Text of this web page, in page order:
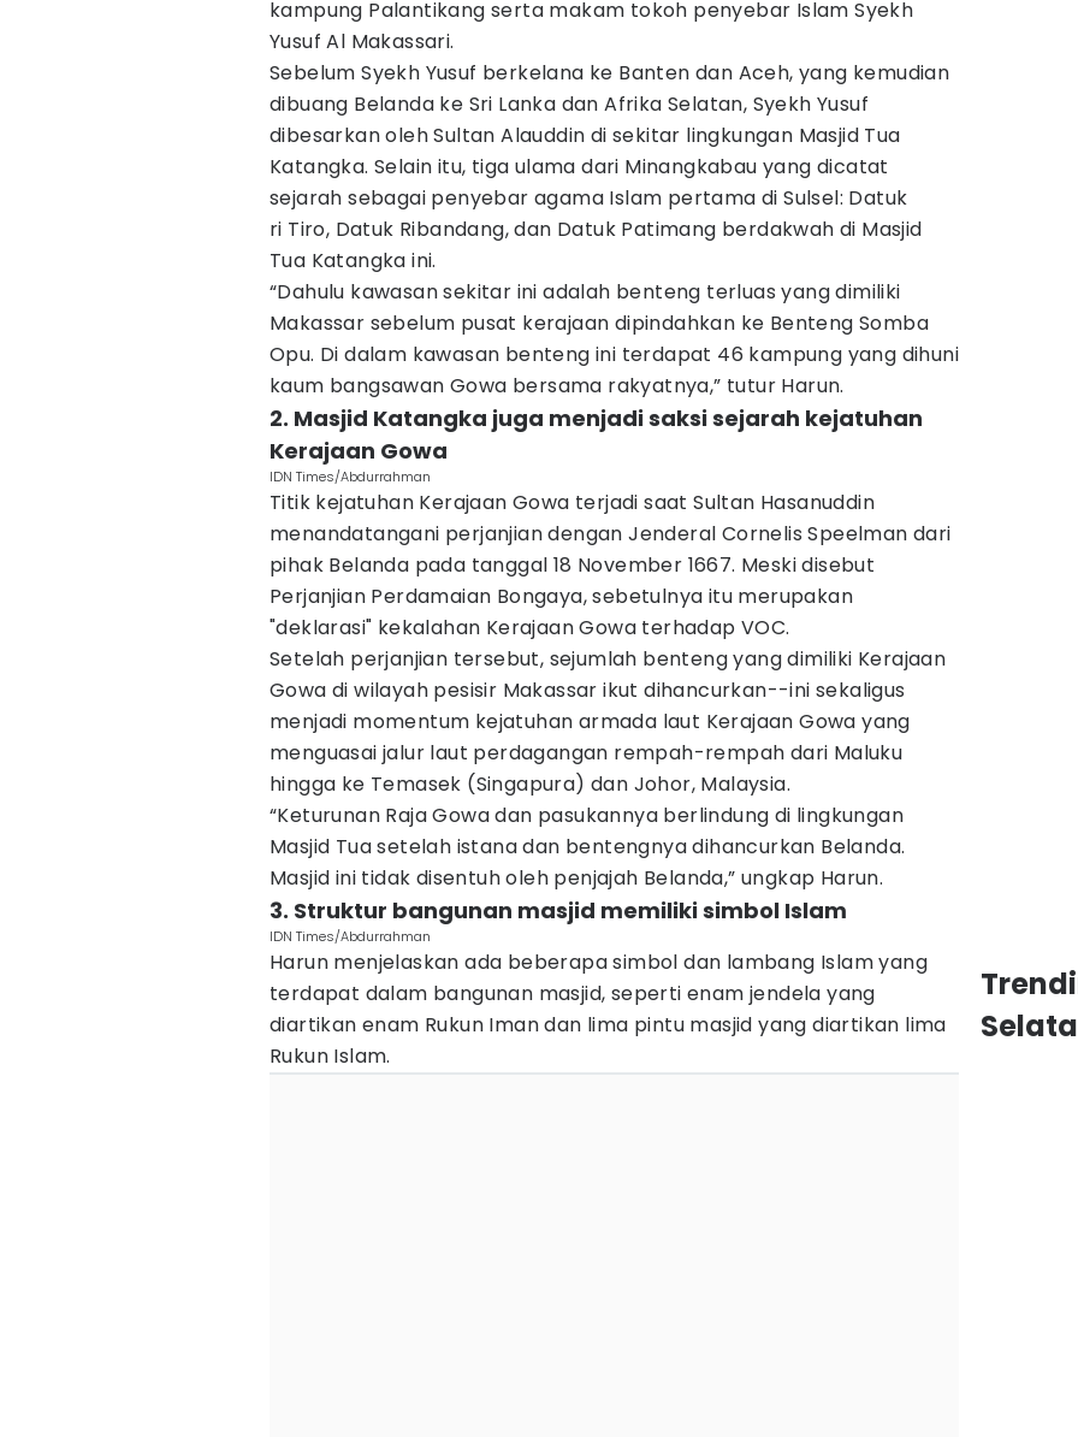
kampung Palantikang serta makam tokoh penyebar Islam Syekh
Yusuf Al Makassari.
Sebelum Syekh Yusuf berkelana ke Banten dan Aceh, yang kemudian
dibuang Belanda ke Sri Lanka dan Afrika Selatan, Syekh Yusuf
dibesarkan oleh Sultan Alauddin di sekitar lingkungan Masjid Tua
Katangka. Selain itu, tiga ulama dari Minangkabau yang dicatat
sejarah sebagai penyebar agama Islam pertama di Sulsel: Datuk
ri Tiro, Datuk Ribandang, dan Datuk Patimang berdakwah di Masjid
Tua Katangka ini.
“Dahulu kawasan sekitar ini adalah benteng terluas yang dimiliki
Makassar sebelum pusat kerajaan dipindahkan ke Benteng Somba
Opu. Di dalam kawasan benteng ini terdapat 46 kampung yang dihuni
kaum bangsawan Gowa bersama rakyatnya,” tutur Harun.
2. Masjid Katangka juga menjadi saksi sejarah kejatuhan
Kerajaan Gowa
IDN Times/Abdurrahman
Titik kejatuhan Kerajaan Gowa terjadi saat Sultan Hasanuddin
menandatangani perjanjian dengan Jenderal Cornelis Speelman dari
pihak Belanda pada tanggal 18 November 1667. Meski disebut
Perjanjian Perdamaian Bongaya, sebetulnya itu merupakan
"deklarasi" kekalahan Kerajaan Gowa terhadap VOC.
Setelah perjanjian tersebut, sejumlah benteng yang dimiliki Kerajaan
Gowa di wilayah pesisir Makassar ikut dihancurkan--ini sekaligus
menjadi momentum kejatuhan armada laut Kerajaan Gowa yang
menguasai jalur laut perdagangan rempah-rempah dari Maluku
hingga ke Temasek (Singapura) dan Johor, Malaysia.
“Keturunan Raja Gowa dan pasukannya berlindung di lingkungan
Masjid Tua setelah istana dan bentengnya dihancurkan Belanda.
Masjid ini tidak disentuh oleh penjajah Belanda,” ungkap Harun.
3. Struktur bangunan masjid memiliki simbol Islam
IDN Times/Abdurrahman
Harun menjelaskan ada beberapa simbol dan lambang Islam yang
terdapat dalam bangunan masjid, seperti enam jendela yang
diartikan enam Rukun Iman dan lima pintu masjid yang diartikan lima
Rukun Islam.